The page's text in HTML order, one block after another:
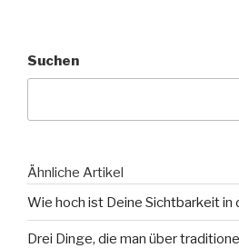
Suchen
Ähnliche Artikel
Wie hoch ist Deine Sichtbarkeit in
Drei Dinge, die man über